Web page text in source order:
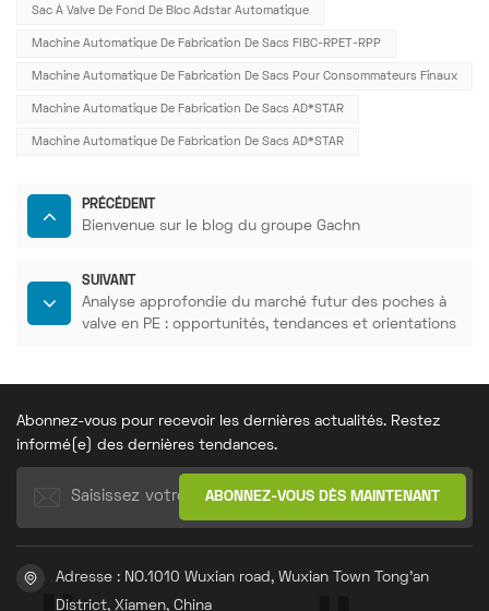
Sac À Valve De Fond De Bloc Adstar Automatique
Machine Automatique De Fabrication De Sacs FIBC-RPET-RPP
Machine Automatique De Fabrication De Sacs Pour Consommateurs Finaux
Machine Automatique De Fabrication De Sacs AD*STAR
Machine Automatique De Fabrication De Sacs AD*STAR
PRÉCÉDENT
Bienvenue sur le blog du groupe Gachn
SUIVANT
Analyse approfondie du marché futur des poches à
valve en PE : opportunités, tendances et orientations
Abonnez-vous pour recevoir les dernières actualités. Restez
informé(e) des dernières tendances.
Adresse : NO.1010 Wuxian road, Wuxian Town Tong'an
District, Xiamen, China